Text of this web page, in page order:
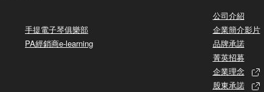
手提電子琴俱樂部
PA經銷商e-learning
公司介紹
企業簡介影片
品牌承諾
菁英招募
企業理念
股東承諾